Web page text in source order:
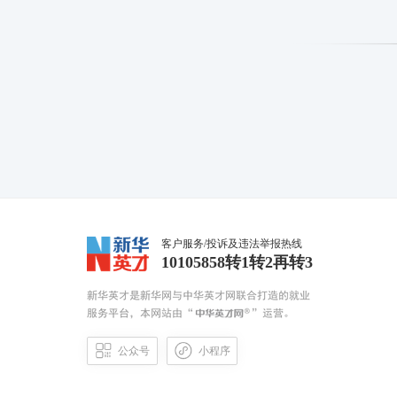
客户服务/投诉及违法举报热线
10105858转1转2再转3
公众号 小程序